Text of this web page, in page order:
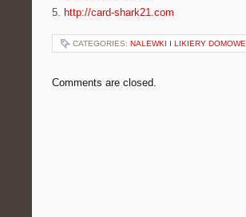
5. http://card-shark21.com
CATEGORIES: NALEWKI I LIKIERY DOMOWE
Comments are closed.